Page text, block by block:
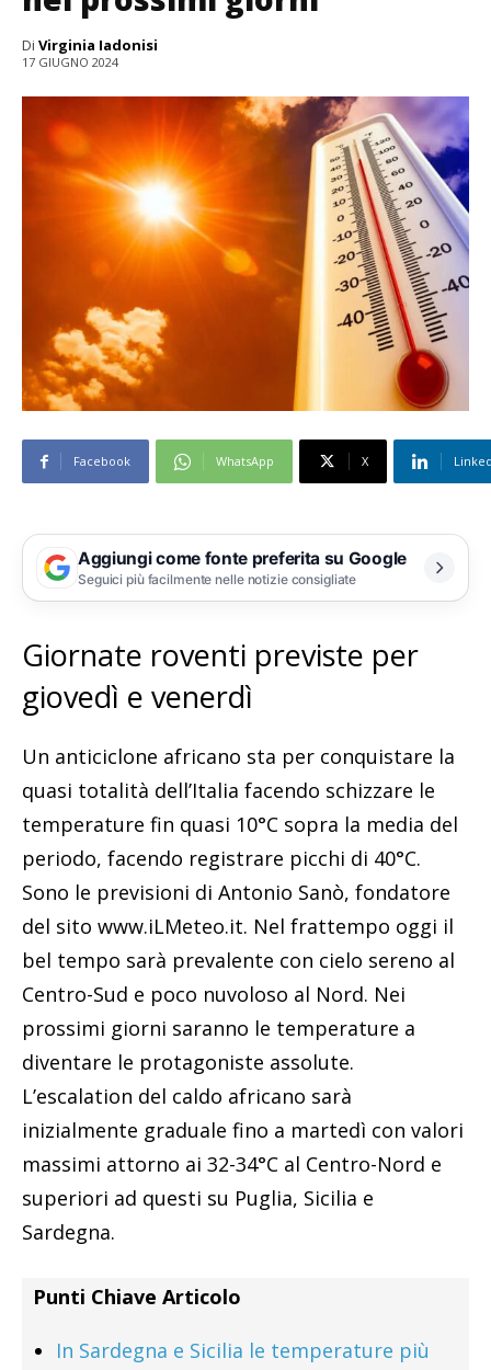
Di Virginia Iadonisi
17 GIUGNO 2024
Facebook WhatsApp X
Aggiungi come fonte preferita su Google
Seguici più facilmente nelle notizie consigliate
Giornate roventi previste per
giovedì e venerdì
Un anticiclone africano sta per conquistare la
quasi totalità dell’Italia facendo schizzare le
temperature fin quasi 10°C sopra la media del
periodo, facendo registrare picchi di 40°C.
Sono le previsioni di Antonio Sanò, fondatore
del sito www.iLMeteo.it. Nel frattempo oggi il
bel tempo sarà prevalente con cielo sereno al
Centro-Sud e poco nuvoloso al Nord. Nei
prossimi giorni saranno le temperature a
diventare le protagoniste assolute.
L’escalation del caldo africano sarà
inizialmente graduale fino a martedì con valori
massimi attorno ai 32-34°C al Centro-Nord e
superiori ad questi su Puglia, Sicilia e
Sardegna.
Punti Chiave Articolo
In Sardegna e Sicilia le temperature più